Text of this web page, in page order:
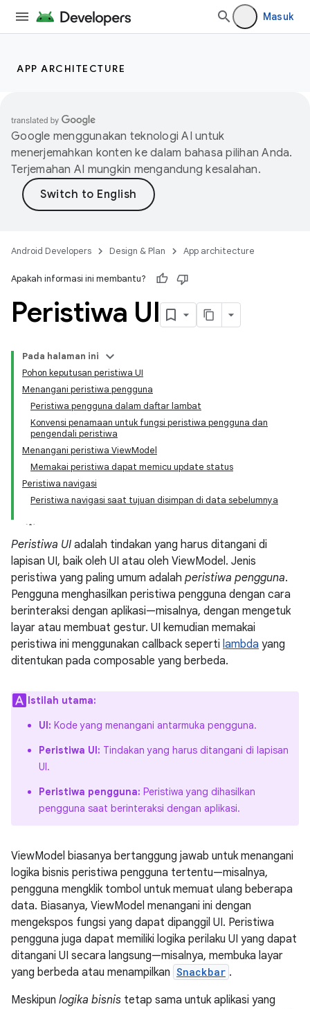
Masuk
APP ARCHITECTURE
Google menggunakan teknologi AI untuk
menerjemahkan konten ke dalam bahasa pilihan Anda.
Terjemahan AI mungkin mengandung kesalahan.
Android Developers Design & Plan App architecture
Apakah informasi ini membantu?
Peristiwa UI
Pada halaman ini
Pohon keputusan peristiwa UI
Menangani peristiwa pengguna
Peristiwa pengguna dalam daftar lambat
Konvensi penamaan untuk fungsi peristiwa pengguna dan
pengendali peristiwa
Menangani peristiwa ViewModel
Memakai peristiwa dapat memicu update status
Peristiwa navigasi
Peristiwa navigasi saat tujuan disimpan di data sebelumnya
Peristiwa UI adalah tindakan yang harus ditangani di
lapisan UI, baik oleh UI atau oleh ViewModel. Jenis
peristiwa yang paling umum adalah peristiwa pengguna.
Pengguna menghasilkan peristiwa pengguna dengan cara
berinteraksi dengan aplikasi—misalnya, dengan mengetuk
layar atau membuat gestur. UI kemudian memakai
peristiwa ini menggunakan callback seperti lambda yang
ditentukan pada composable yang berbeda.
Istilah utama:
UI: Kode yang menangani antarmuka pengguna.
Peristiwa UI: Tindakan yang harus ditangani di lapisan
UI.
Peristiwa pengguna: Peristiwa yang dihasilkan
pengguna saat berinteraksi dengan aplikasi.
ViewModel biasanya bertanggung jawab untuk menangani
logika bisnis peristiwa pengguna tertentu—misalnya,
pengguna mengklik tombol untuk memuat ulang beberapa
data. Biasanya, ViewModel menangani ini dengan
mengekspos fungsi yang dapat dipanggil UI. Peristiwa
pengguna juga dapat memiliki logika perilaku UI yang dapat
ditangani UI secara langsung—misalnya, membuka layar
yang berbeda atau menampilkan Snackbar .
Meskipun logika bisnis tetap sama untuk aplikasi yang